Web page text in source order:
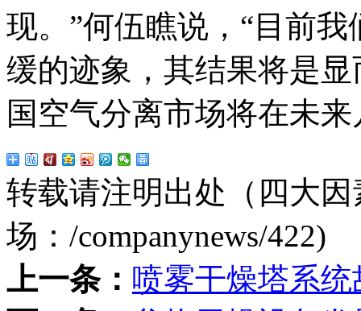
现。”何伍瞧说，“目前
缓的迹象，其结果将是
国空气分离市场将在未
转载请注明出处（四大
场： /companynews/422)
上一条： 喷雾干燥塔系